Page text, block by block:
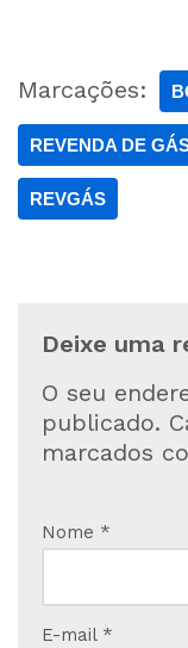
Marcações:
REVENDA DE
REVGÁS
Deixe uma
O seu
publicado.
marcados
Nome *
E-mail *